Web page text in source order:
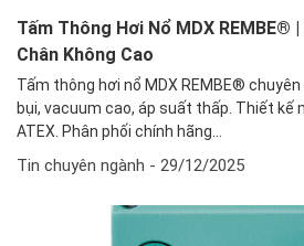
Tấm Thông Hơi Nổ MDX REMBE®
Chân Không Cao
Tấm thông hơi nổ MDX REMBE®
bụi, vacuum cao, áp suất thấp. Thiết kế
ATEX. Phân phối chính hãng...
Tin chuyên ngành - 29/12/2025